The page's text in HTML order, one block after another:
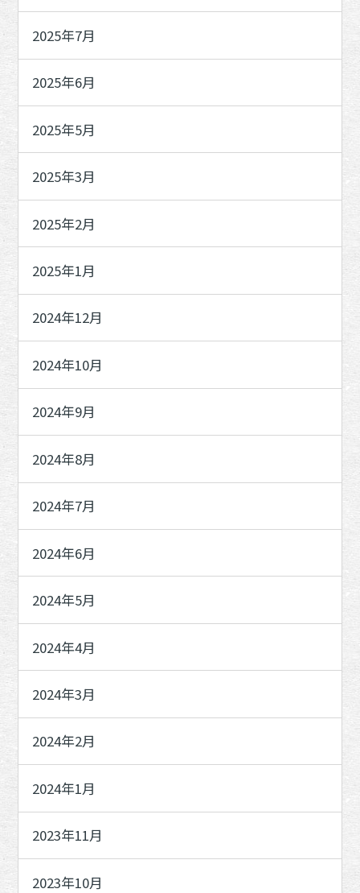
2025年7月
2025年6月
2025年5月
2025年3月
2025年2月
2025年1月
2024年12月
2024年10月
2024年9月
2024年8月
2024年7月
2024年6月
2024年5月
2024年4月
2024年3月
2024年2月
2024年1月
2023年11月
2023年10月